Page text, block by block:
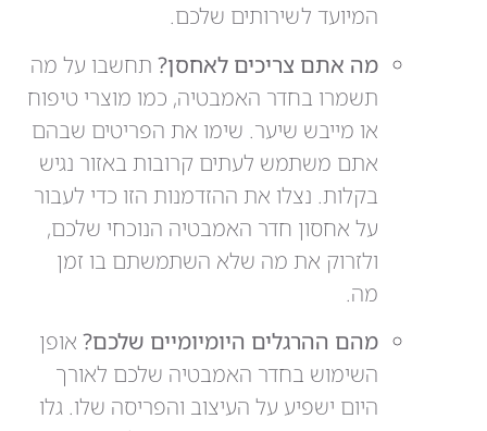
המיועד לשירותים שלכם.
מה אתם צריכים לאחסן? תחשבו על מה
תשמרו בחדר האמבטיה, כמו מוצרי טיפוח
או מייבש שיער. שימו את הפריטים שבהם
אתם משתמש לעתים קרובות באזור נגיש
בקלות. נצלו את ההזדמנות הזו כדי לעבור
על אחסון חדר האמבטיה הנוכחי שלכם,
ולזרוק את מה שלא השתמשתם בו זמן
מה.
מהם ההרגלים היומיומיים שלכם? אופן
השימוש בחדר האמבטיה שלכם לאורך
היום ישפיע על העיצוב והפריסה שלו. גלו